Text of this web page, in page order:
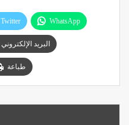
Twitter WhatsApp
البريد الإلكتروني
طباعة